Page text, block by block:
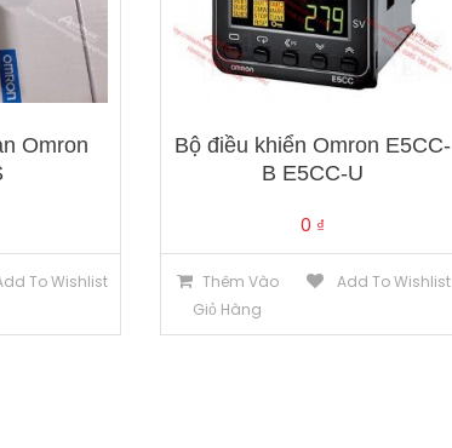
Omron
To Wishlist
Bộ điều khiển Omron E5CC-
B E5CC-U
0 ₫
Thêm Vào
Giỏ Hàng
Add To Wishlist